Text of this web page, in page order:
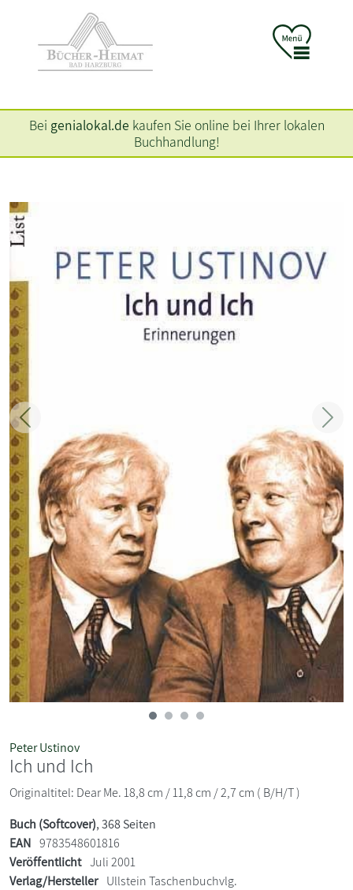
Bei genialokal.de kaufen Sie online bei Ihrer lokalen
Buchhandlung!
Zurück
Peter Ustinov
Ich und Ich
Originaltitel: Dear Me. 18,8 cm / 11,8 cm / 2,7 cm ( B/H/T )
Buch (Softcover), 368 Seiten
EAN 9783548601816
Veröffentlicht Juli 2001
Verlag/Hersteller Ullstein Taschenbuchvlg.